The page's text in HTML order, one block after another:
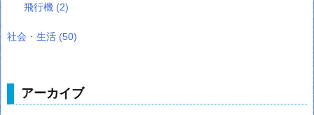
飛行機 (2)
社会・生活 (50)
アーカイブ